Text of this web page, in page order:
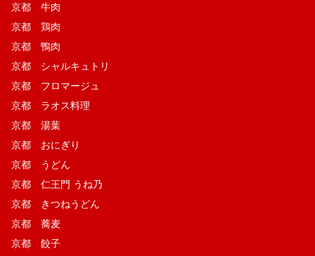
京都 牛肉
京都 鶏肉
京都 鴨肉
京都 シャルキュトリ
京都 フロマージュ
京都 ラオス料理
京都 湯葉
京都 おにぎり
京都 うどん
京都 仁王門 うね乃
京都 きつねうどん
京都 蕎麦
京都 餃子